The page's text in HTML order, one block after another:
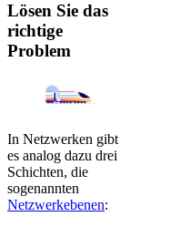
Lösen Sie das
richtige
Problem
In Netzwerken gibt
es analog dazu drei
Schichten, die
sogenannten
Netzwerkebenen: